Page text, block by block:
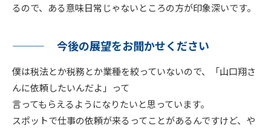
るので、ある意味日常じゃないところの方が印象深いです。
今後の展望をお聞かせください
僕は税法とか税務とか業種を絞っていないので、「山口翔さ
んに依頼したいんだよ」って
言ってもらえるようになりたいと思っています。
スポットで仕事の依頼が来るってことがあるんですけど、や